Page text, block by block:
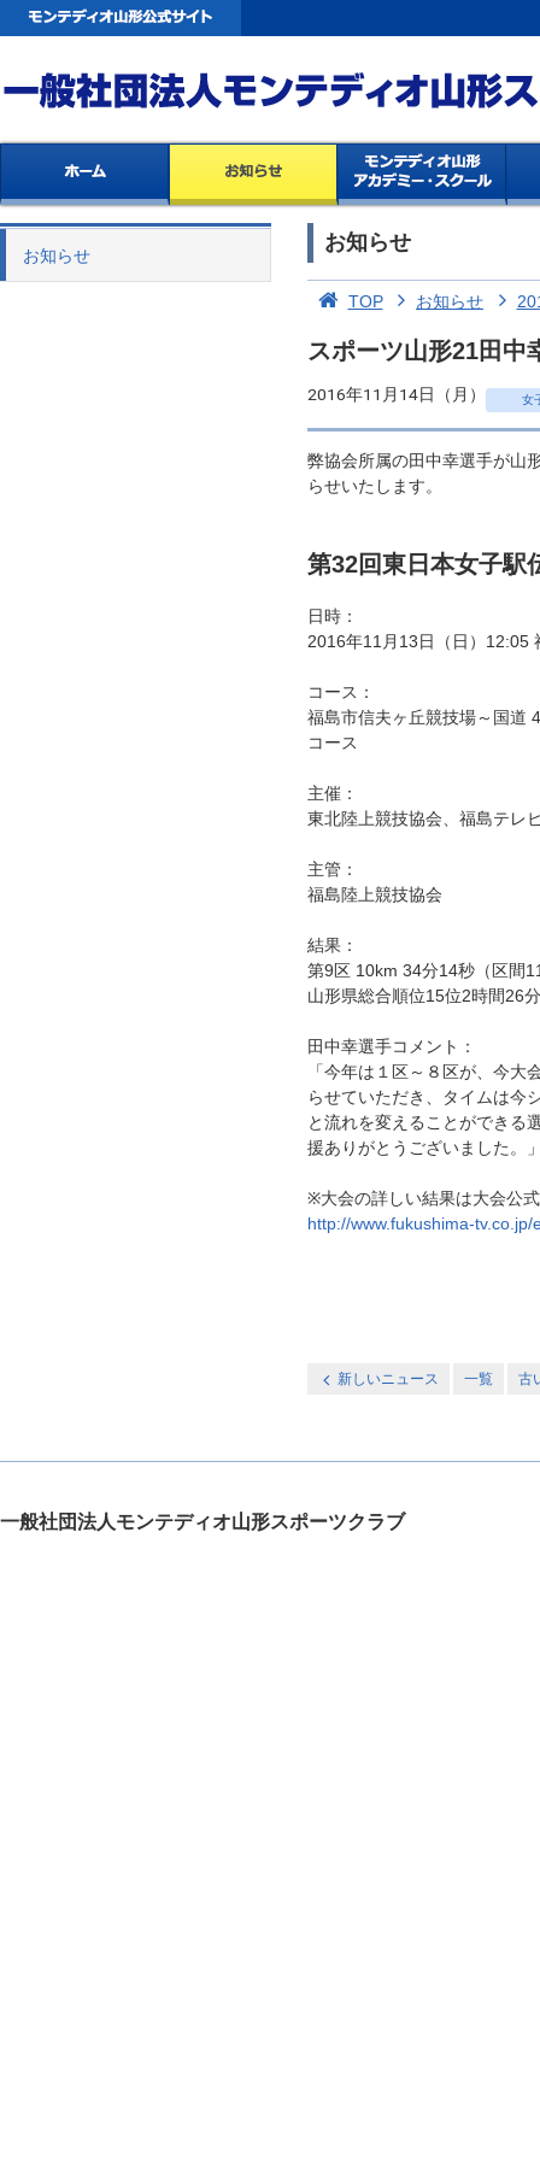
お知らせ
お知らせ
TOP お知らせ
スポーツ山形21田中
2016年11月14日（月） 女
弊協会所属の田中幸選手が山
らせいたします。
第32回東日本女子駅
日時：
2016年11月13日（日）
コース：
福島市信夫ヶ丘競技場～国道
コース
主催：
東北陸上競技協会、福島テレ
主管：
福島陸上競技協会
結果：
第9区 10km 34分14秒（区間
山形県総合順位15位2時間26
田中幸選手コメント：
「今年は１区～８区が、今
らせていただき、タイムは今
と流れを変えることができる
援ありがとうございました。
※大会の詳しい結果は大会公
http://www.fukushima-tv.co.jp/
新しいニュース 一覧 古
一般社団法人モンテディオ山形スポーツクラブ